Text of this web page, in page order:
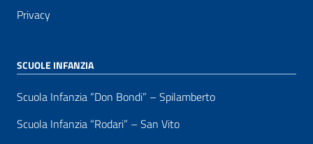
Privacy
SCUOLE INFANZIA
Scuola Infanzia “Don Bondi” – Spilamberto
Scuola Infanzia “Rodari” – San Vito